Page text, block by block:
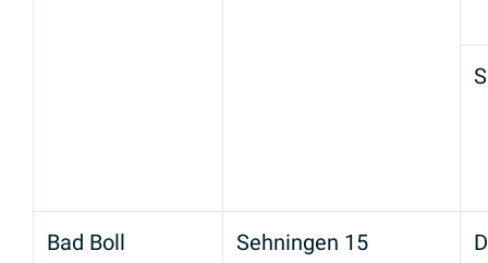
Bad Boll
Sehningen 15